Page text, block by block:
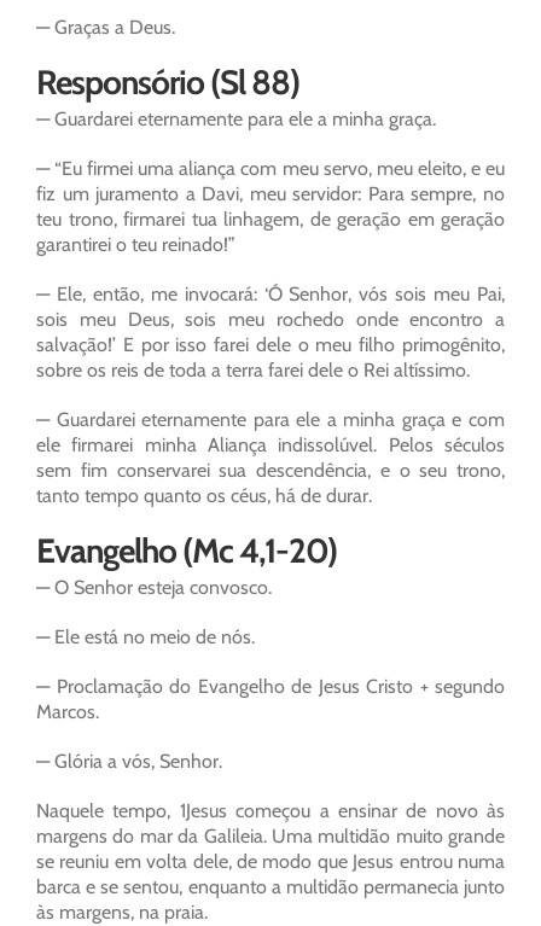
— Graças a Deus.
Responsório (Sl 88)
— Guardarei eternamente para ele a minha graça.
— “Eu firmei uma aliança com meu servo, meu eleito, e eu
fiz um juramento a Davi, meu servidor: Para sempre, no
teu trono, firmarei tua linhagem, de geração em geração
garantirei o teu reinado!”
— Ele, então, me invocará: ‘Ó Senhor, vós sois meu Pai,
sois meu Deus, sois meu rochedo onde encontro a
salvação!’ E por isso farei dele o meu filho primogênito,
sobre os reis de toda a terra farei dele o Rei altíssimo.
— Guardarei eternamente para ele a minha graça e com
ele firmarei minha Aliança indissolúvel. Pelos séculos
sem fim conservarei sua descendência, e o seu trono,
tanto tempo quanto os céus, há de durar.
Evangelho (Mc 4,1-20)
— O Senhor esteja convosco.
— Ele está no meio de nós.
— Proclamação do Evangelho de Jesus Cristo + segundo
Marcos.
— Glória a vós, Senhor.
Naquele tempo, 1Jesus começou a ensinar de novo às
margens do mar da Galileia. Uma multidão muito grande
se reuniu em volta dele, de modo que Jesus entrou numa
barca e se sentou, enquanto a multidão permanecia junto
às margens, na praia.